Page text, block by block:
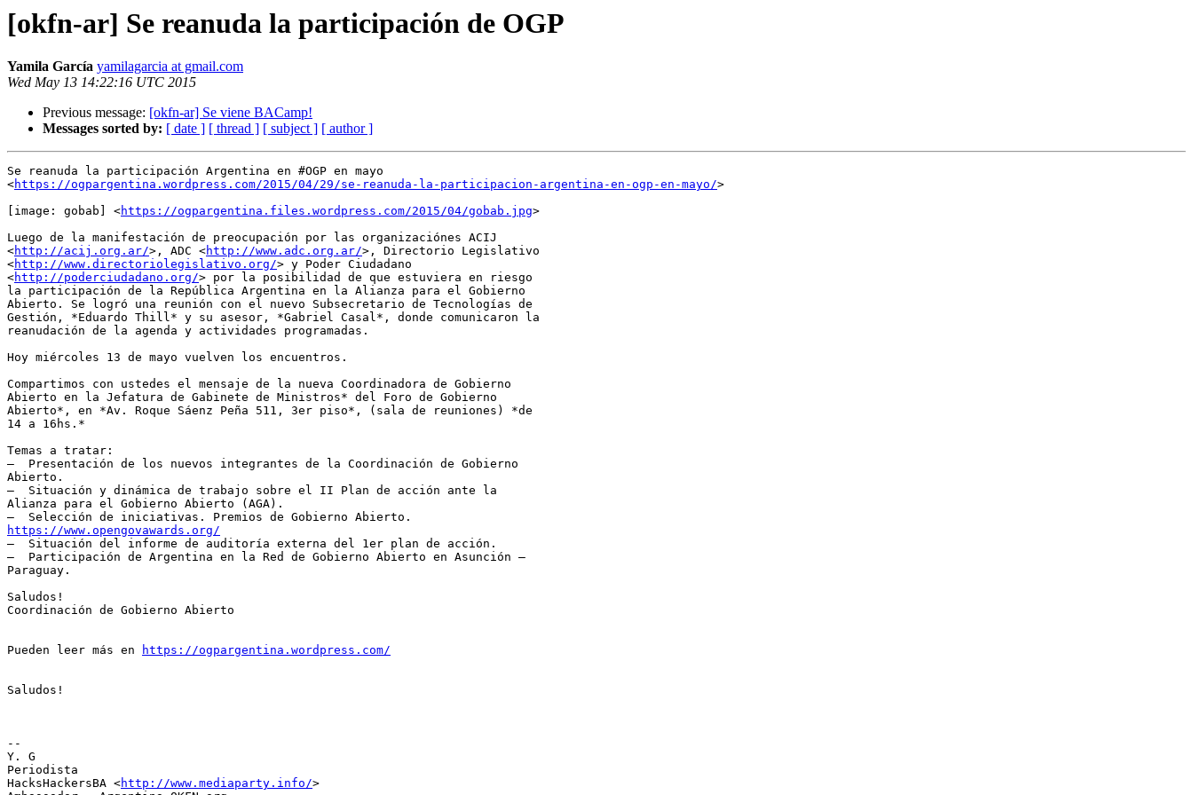
[okfn-ar] Se reanuda la participación de OGP
Yamila García yamilagarcia at gmail.com
Wed May 13 14:22:16 UTC 2015
Previous message: [okfn-ar] Se viene BACamp!
Messages sorted by: [ date ] [ thread ] [ subject ] [ author ]
Se reanuda la participación Argentina en #OGP en mayo
<https://ogpargentina.wordpress.com/2015/04/29/se-reanuda-la-participacion-argentina-en-ogp-en-mayo/>
[image: gobab] <https://ogpargentina.files.wordpress.com/2015/04/gobab.jpg>
Luego de la manifestación de preocupación por las organizaciónes ACIJ
<http://acij.org.ar/>, ADC <http://www.adc.org.ar/>, Directorio Legislativo
<http://www.directoriolegislativo.org/> y Poder Ciudadano
<http://poderciudadano.org/> por la posibilidad de que estuviera en riesgo
la participación de la República Argentina en la Alianza para el Gobierno
Abierto. Se logró una reunión con el nuevo Subsecretario de Tecnologías de
Gestión, *Eduardo Thill* y su asesor, *Gabriel Casal*, donde comunicaron la
reanudación de la agenda y actividades programadas.
Hoy miércoles 13 de mayo vuelven los encuentros.
Compartimos con ustedes el mensaje de la nueva Coordinadora de Gobierno
Abierto en la Jefatura de Gabinete de Ministros* del Foro de Gobierno
Abierto*, en *Av. Roque Sáenz Peña 511, 3er piso*, (sala de reuniones) *de
14 a 16hs.*
Temas a tratar:
–  Presentación de los nuevos integrantes de la Coordinación de Gobierno
Abierto.
–  Situación y dinámica de trabajo sobre el II Plan de acción ante la
Alianza para el Gobierno Abierto (AGA).
https://www.opengovawards.org/
–  Situación del informe de auditoría externa del 1er plan de acción.
–  Participación de Argentina en la Red de Gobierno Abierto en Asunción –
Paraguay.
Saludos!
Coordinación de Gobierno Abierto
Pueden leer más en https://ogpargentina.wordpress.com/
Saludos!
--
Y. G
Periodista
HacksHackersBA <http://www.mediaparty.info/>